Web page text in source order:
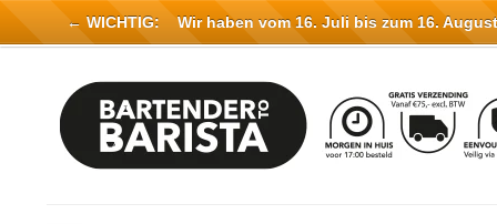
← WICHTIG: Wir haben vom 16. Juli bis zum 16.